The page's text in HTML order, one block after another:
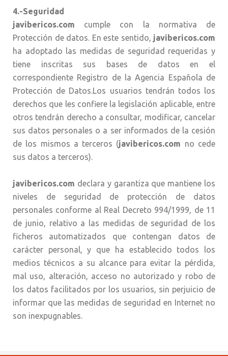
4.-Seguridad
javibericos.com cumple con la normativa de
Protección de datos. En este sentido, javibericos.com
ha adoptado las medidas de seguridad requeridas y
tiene inscritas sus bases de datos en el
correspondiente Registro de la Agencia Española de
Protección de Datos.Los usuarios tendrán todos los
derechos que les confiere la legislación aplicable, entre
otros tendrán derecho a consultar, modificar, cancelar
sus datos personales o a ser informados de la cesión
de los mismos a terceros (javibericos.com no cede
sus datos a terceros).
javibericos.com declara y garantiza que mantiene los
niveles de seguridad de protección de datos
personales conforme al Real Decreto 994/1999, de 11
de junio, relativo a las medidas de seguridad de los
ficheros automatizados que contengan datos de
carácter personal, y que ha establecido todos los
medios técnicos a su alcance para evitar la pérdida,
mal uso, alteración, acceso no autorizado y robo de
los datos facilitados por los usuarios, sin perjuicio de
informar que las medidas de seguridad en Internet no
son inexpugnables.